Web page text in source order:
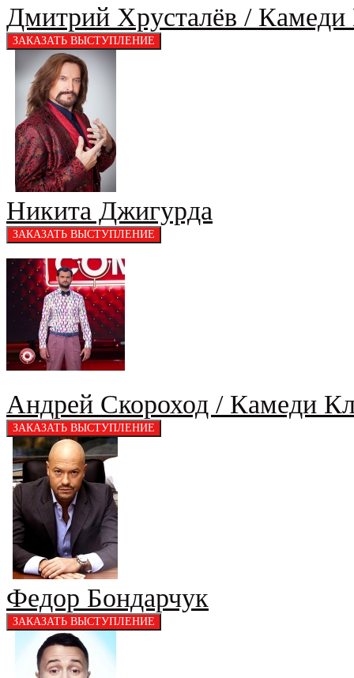
Дмитрий Хрусталёв / Камеди
Никита Джигурда
Андрей Скороход / Камеди
Федор Бондарчук